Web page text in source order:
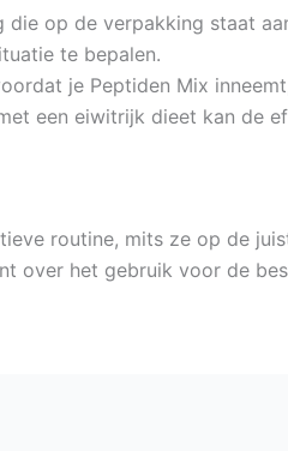
op de verpakking staat
te bepalen.
je Peptiden Mix
een eiwitrijk dieet kan de
routine, mits ze op de
over het gebruik voor de